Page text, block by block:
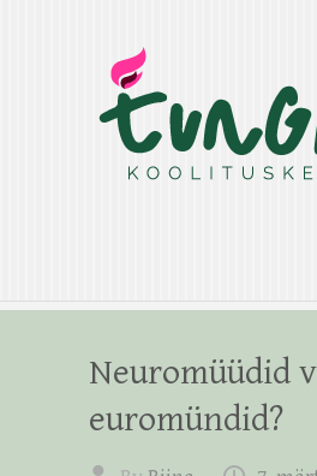
Neuromüüdid
euromündid?